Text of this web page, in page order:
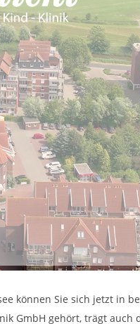
können Sie sich jetzt in
GmbH gehört, trägt